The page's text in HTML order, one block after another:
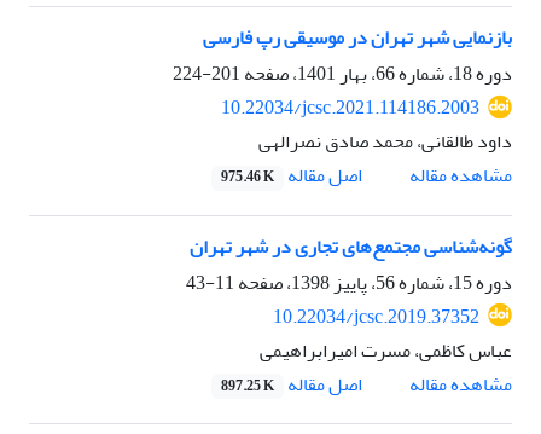
بازنمایی شهر تهران در موسیقی رپ فارسی
دوره 18، شماره 66، بهار 1401، صفحه
201-224
10.22034/jcsc.2021.114186.2003
داود طالقانی، محمد صادق نصرالهی
مشاهده مقاله
اصل مقاله 975.46 K
گونه‌شناسی مجتمع‌های تجاری در شهر تهران
دوره 15، شماره 56، پاییز 1398، صفحه
11-43
10.22034/jcsc.2019.37352
عباس کاظمی، مسرت امیرابراهیمی
مشاهده مقاله
اصل مقاله 897.25 K